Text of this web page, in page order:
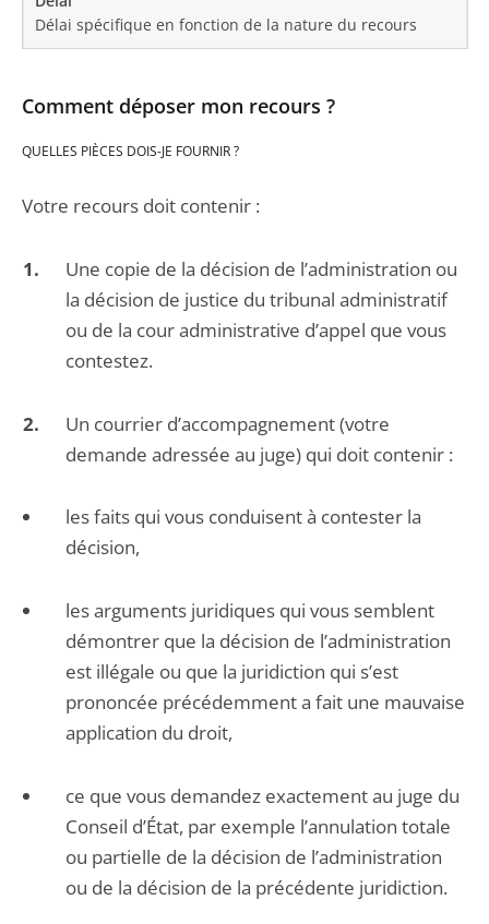
Délai spécifique en fonction de la nature du recours
Comment déposer mon recours ?
QUELLES PIÈCES DOIS-JE FOURNIR ?
Votre recours doit contenir :
Une copie de la décision de l’administration ou
la décision de justice du tribunal administratif
ou de la cour administrative d’appel que vous
contestez.
Un courrier d’accompagnement (votre
demande adressée au juge) qui doit contenir :
les faits qui vous conduisent à contester la
décision,
les arguments juridiques qui vous semblent
démontrer que la décision de l’administration
est illégale ou que la juridiction qui s’est
prononcée précédemment a fait une mauvaise
application du droit,
ce que vous demandez exactement au juge du
Conseil d’État, par exemple l’annulation totale
ou partielle de la décision de l’administration
ou de la décision de la précédente juridiction.